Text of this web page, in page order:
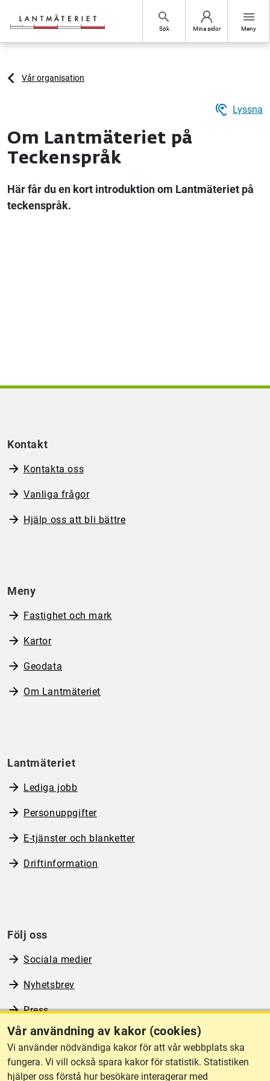
search
Sök Mina sidor
menu
Meny
Vår organisation
hearing Lyssna
Om Lantmäteriet på
Teckenspråk
Här får du en kort introduktion om Lantmäteriet på
teckenspråk.
Vår användning av kakor (cookies)
Vi använder nödvändiga kakor för att vår webbplats ska
fungera. Vi vill också spara kakor för statistik. Statistiken
hjälper oss förstå hur besökare interagerar med
Kontakt
Kontakta oss
Vanliga frågor
Hjälp oss att bli bättre
Meny
Fastighet och mark
Kartor
Geodata
Om Lantmäteriet
Lantmäteriet
Lediga jobb
Personuppgifter
E-tjänster och blanketter
Driftinformation
Följ oss
Sociala medier
Nyhetsbrev
Press
RSS